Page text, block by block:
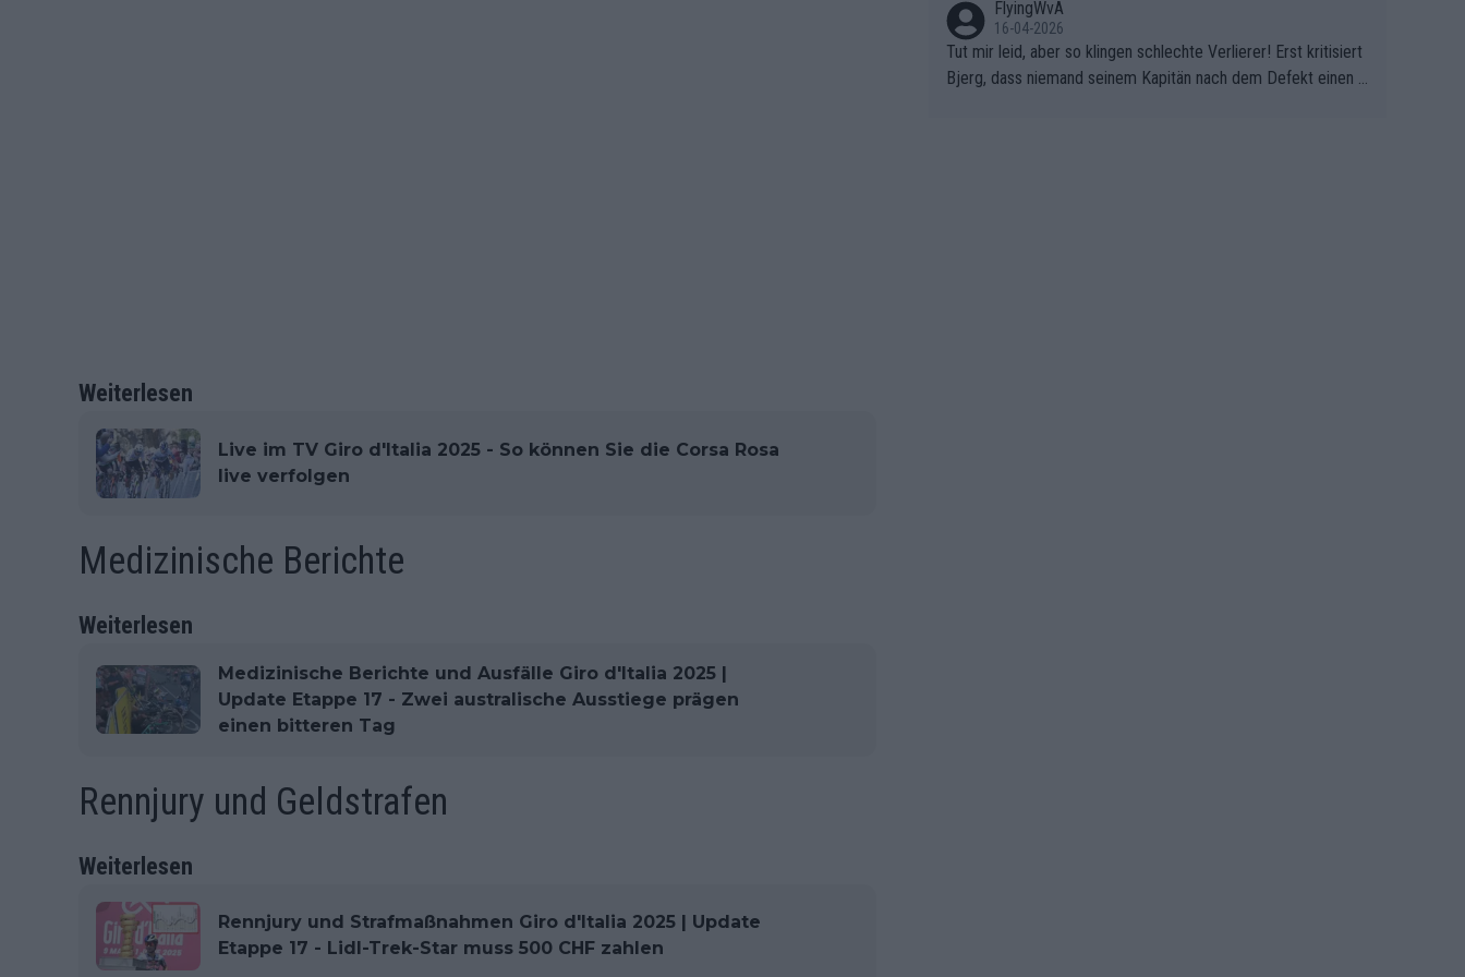
Weiterlesen
Live im TV Giro d'Italia 2025 - So können Sie die Corsa Rosa
live verfolgen
Medizinische Berichte
Weiterlesen
Medizinische Berichte und Ausfälle Giro d'Italia 2025 |
Update Etappe 17 - Zwei australische Ausstiege prägen
einen bitteren Tag
Rennjury und Geldstrafen
Weiterlesen
Rennjury und Strafmaßnahmen Giro d'Italia 2025 | Update
Etappe 17 - Lidl-Trek-Star muss 500 CHF zahlen
FlyingWvA
16-04-2026
Tut mir leid, aber so klingen schlechte Verlierer! Erst kritisiert
Bjerg, dass niemand seinem Kapitän nach dem Defekt einen r